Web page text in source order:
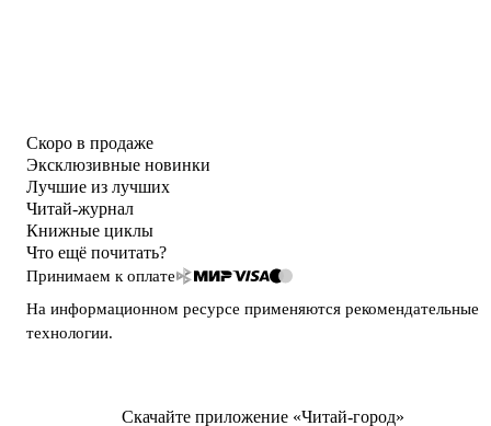
Скоро в продаже
Эксклюзивные новинки
Лучшие из лучших
Читай-журнал
Книжные циклы
Что ещё почитать?
Принимаем к оплате
На информационном ресурсе применяются рекомендательные
технологии.
Скачайте приложение «Читай-город»